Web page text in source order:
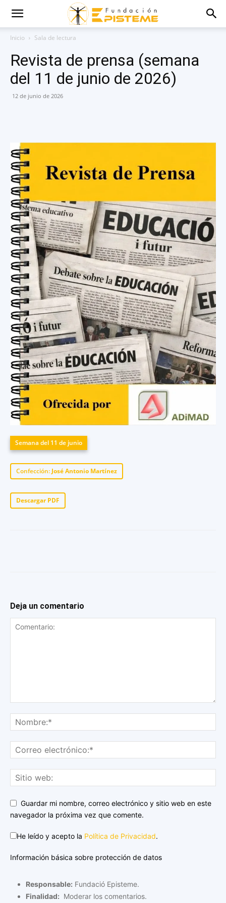
Inicio Sala de lectura
Revista de prensa (semana
del 11 de junio de 2026)
12 de junio de 2026
Semana del 11 de junio
Confección: José Antonio Martínez
Descargar PDF
Deja un comentario
Guardar mi nombre, correo electrónico y sitio web en este
navegador la próxima vez que comente.
He leído y acepto la Política de Privacidad.
Información básica sobre protección de datos
Responsable: Fundació Episteme.
Finalidad: Moderar los comentarios.